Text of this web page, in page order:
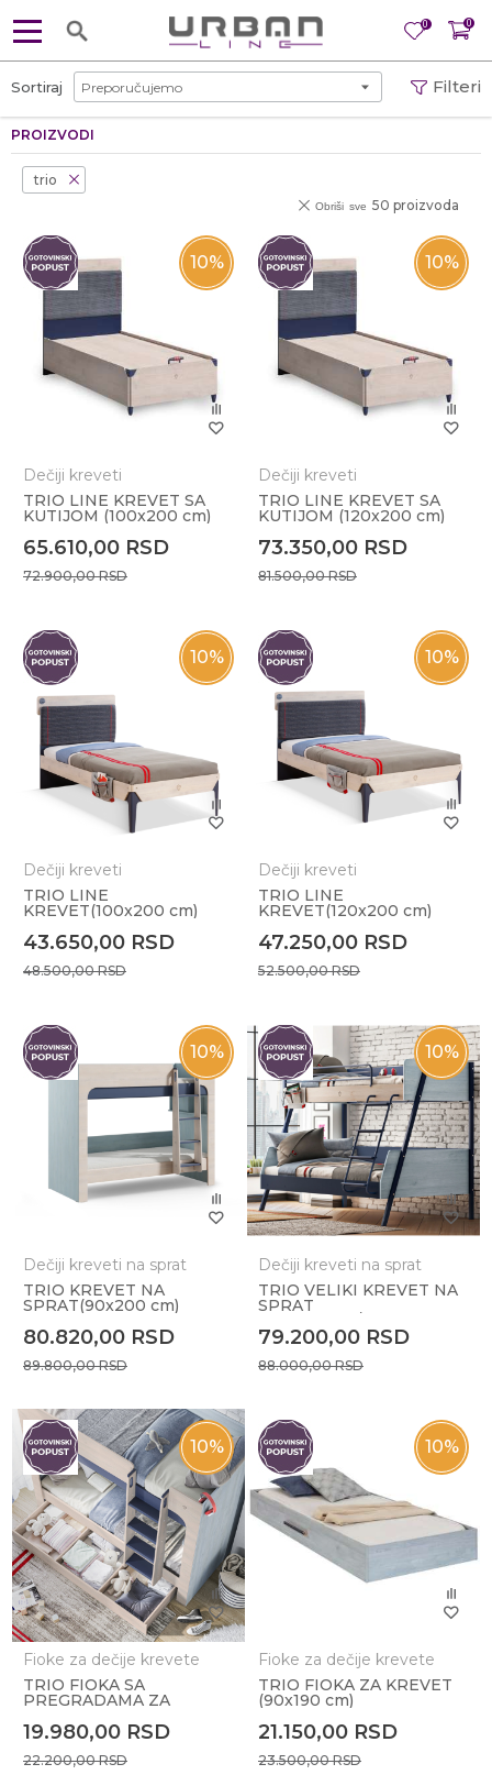
0
0
PROIZVODI
Sortiraj Filteri
trio
50 proizvoda
Obriši sve
10%
Dečiji kreveti
TRIO LINE KREVET SA
KUTIJOM (100x200 cm)
65.610,00 RSD
72.900,00RSD
10%
Dečiji kreveti
TRIO LINE KREVET SA
KUTIJOM (120x200 cm)
73.350,00 RSD
81.500,00RSD
10%
Dečiji kreveti
TRIO LINE
KREVET(100x200 cm)
43.650,00 RSD
48.500,00RSD
10%
Dečiji kreveti
TRIO LINE
KREVET(120x200 cm)
47.250,00 RSD
52.500,00RSD
10%
Dečiji kreveti na sprat
TRIO KREVET NA
SPRAT(90x200 cm)
80.820,00 RSD
89.800,00RSD
10%
Dečiji kreveti na sprat
TRIO VELIKI KREVET NA
SPRAT
79.200,00 RSD
88.000,00RSD
10%
Fioke za dečije krevete
TRIO FIOKA SA
PREGRADAMA ZA
19.980,00 RSD
22.200,00RSD
10%
Fioke za dečije krevete
TRIO FIOKA ZA KREVET
(90x190 cm)
21.150,00 RSD
23.500,00RSD